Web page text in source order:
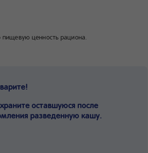
ценность рациона.
оставшуюся после
разведенную кашу.